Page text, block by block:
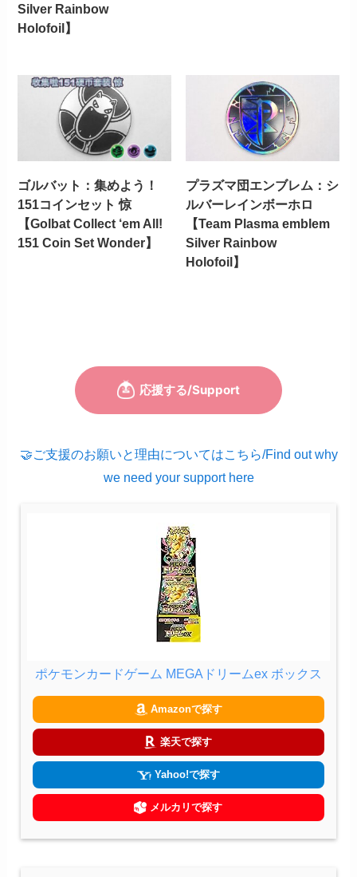
Silver Rainbow
Holofoil】
ゴルバット：集めよう！
151コインセット 惊
【Golbat Collect ‘em All!
151 Coin Set Wonder】
プラズマ団エンブレム：シ
ルバーレインボーホロ
【Team Plasma emblem
Silver Rainbow
Holofoil】
🤝ご支援のお願いと理由についてはこちら/Find out why
we need your support here
ポケモンカードゲーム MEGAドリームex ボックス
Amazonで探す
楽天で探す
Yahoo!で探す
メルカリで探す